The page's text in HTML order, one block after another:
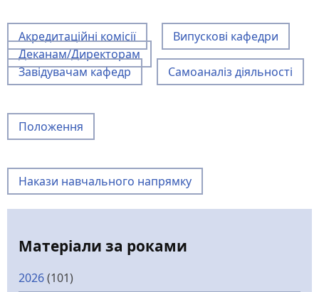
Акредитаційні комісії
Випускові кафедри
Деканам/Директорам
Завідувачам кафедр
Самоаналіз діяльності
Положення
Накази навчального напрямку
Матеріали за роками
2026(101)